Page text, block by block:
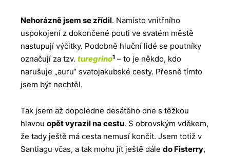
Nehorázně jsem se zřídil. Namísto vnitřního
uspokojení z dokončené pouti ve svatém městě
nastupují výčitky. Podobně hluční lidé se poutníky
označují za tzv. turegrino1 – to je někdo, kdo
narušuje „auru“ svatojakubské cesty. Přesně tímto
jsem být nechtěl.
Tak jsem až dopoledne desátého dne s těžkou
hlavou opět vyrazil na cestu. S obrovským vděkem,
že tady ještě má cesta nemusí končit. Jsem totiž v
Santiagu včas, a tak mohu jít ještě dále do Fisterry,